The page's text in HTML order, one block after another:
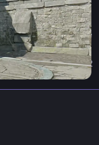
про турниров и
показал неплохие
играл больше
2024 стал играть в
севенкик кфг кс2